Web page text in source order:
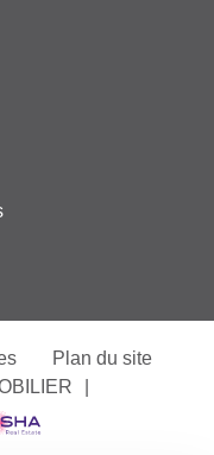
Plan du site